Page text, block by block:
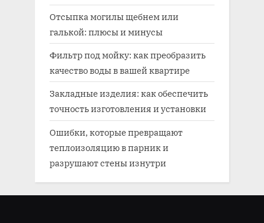
Отсыпка могилы щебнем или
галькой: плюсы и минусы
Фильтр под мойку: как преобразить
качество воды в вашей квартире
Закладные изделия: как обеспечить
точность изготовления и установки
Ошибки, которые превращают
теплоизоляцию в парник и
разрушают стены изнутри